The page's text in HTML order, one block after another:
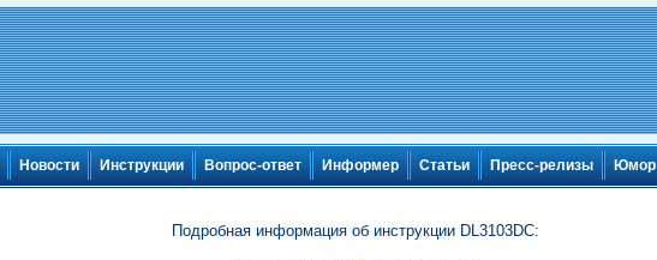
Новости Инструкции Вопрос-ответ Информер Статьи Пресс-релизы Юмор
Подробная информация об инструкции DL3103DC: